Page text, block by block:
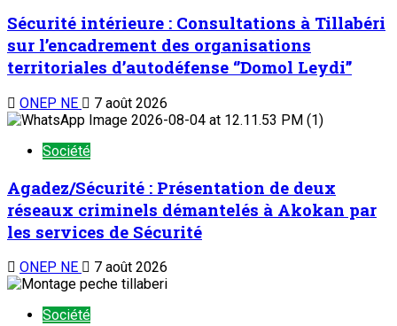
Sécurité intérieure : Consultations à Tillabéri
sur l’encadrement des organisations
territoriales d’autodéfense ‘’Domol Leydi’’
ONEP NE 7 août 2026
Société
Agadez/Sécurité : Présentation de deux
réseaux criminels démantelés à Akokan par
les services de Sécurité
ONEP NE 7 août 2026
Société